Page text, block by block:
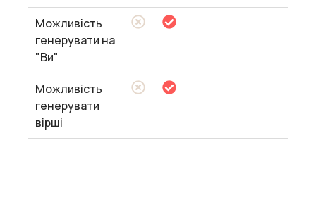
Можливість
генерувати на
"Ви"
Можливість
генерувати
вірші